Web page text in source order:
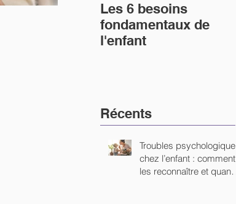
Les 6 besoins
fondamentaux de
l'enfant
Récents
Troubles psychologiques
chez l’enfant : comment
les reconnaître et quand